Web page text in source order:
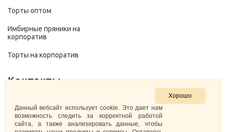
Торты оптом
Имбирные пряники на
корпоратив
Торты на корпоратив
Контакты
+7 (499) 322-28-29
pirojenka.rf@gmail.com
Хорошо
Данный вебсайт использует cookie. Это дает нам
возможность следить за корректной работой
сайта, а также анализировать данные, чтобы